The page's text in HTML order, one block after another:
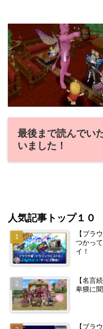
最後まで読んでい
いました！
人気記事トップ１０
【ブラ
つかっ
イ！
【名言
卑猥に
【ブラ